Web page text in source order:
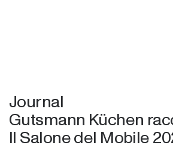
Journal
Gutsmann Küchen
Il Salone del Mobile